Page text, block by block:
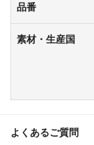
品番
素材・生産国
よくあるご質問